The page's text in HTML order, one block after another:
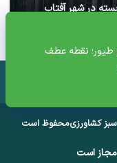
طیور؛ نقطه عطف
در شهر آفتاب
سبز کشاورزیمحفوظ است
مجاز است